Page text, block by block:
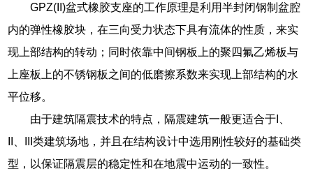
GPZ(II)盆式橡胶支座的工作原理是利用半封闭钢制盆腔
内的弹性橡胶块，在三向受力状态下具有流体的性质，来实
现上部结构的转动；同时依靠中间钢板上的聚四氟乙烯板与
上座板上的不锈钢板之间的低磨擦系数来实现上部结构的水
平位移。
由于建筑隔震技术的特点，隔震建筑一般更适合于I、
II、III类建筑场地，并且在结构设计中选用刚性较好的基础类
型，以保证隔震层的稳定性和在地震中运动的一致性。